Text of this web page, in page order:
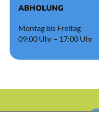
ABHOLUNG
Montag bis Freitag
09:00 Uhr – 17:00 Uhr